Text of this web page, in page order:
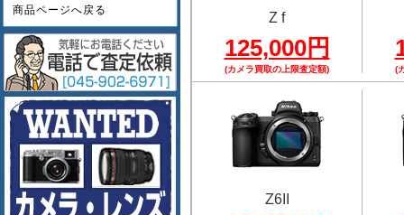
商品ページへ戻る
Z f
125,000円
(カメラ買取の上限査定額) (
Z6II